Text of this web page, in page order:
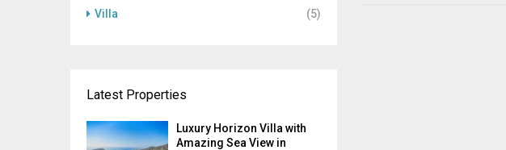
Villa
(5)
Latest Properties
Luxury Horizon Villa with
Amazing Sea View in